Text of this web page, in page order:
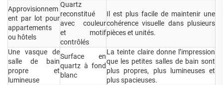
Approvisionnem
ent par lot pour
appartements
ou hôtels
Quartz
reconstitué
avec couleur
et motif
contrôlés
Il est plus facile de maintenir une
cohérence visuelle dans plusieurs
pièces et unités.
Une vasque de
salle de bain
propre et
lumineuse
Surface en
quartz à fond
blanc
La teinte claire donne l’impression
que les petites salles de bain sont
plus propres, plus lumineuses et
plus spacieuses.